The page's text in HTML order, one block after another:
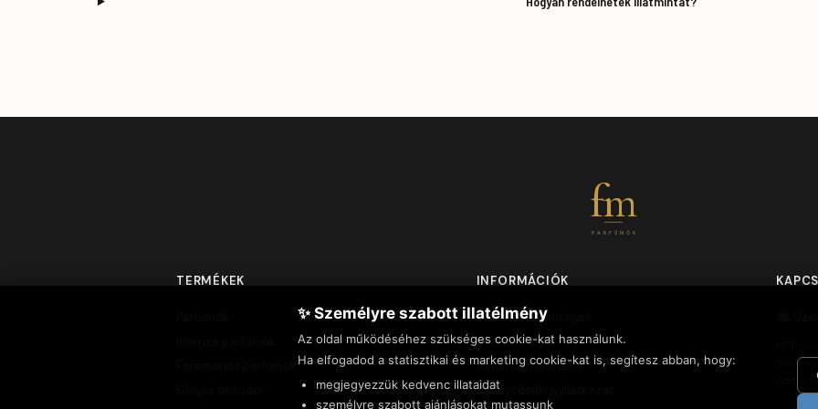
fm
PARFÜMÖK
TERMÉKEK INFORMÁCIÓK
Vásárlói vélemények
Szállítási díjak
Vásárlási feltételek
Adatvédelmi nyilatkozat
3535
✨ Személyre szabott illatélmény
Az oldal működéséhez szükséges cookie-kat használunk.
Ha elfogadod a statisztikai és marketing cookie-kat is, segítesz abban, hogy:
megjegyezzük kedvenc illataidat
személyre szabott ajánlásokat mutassunk